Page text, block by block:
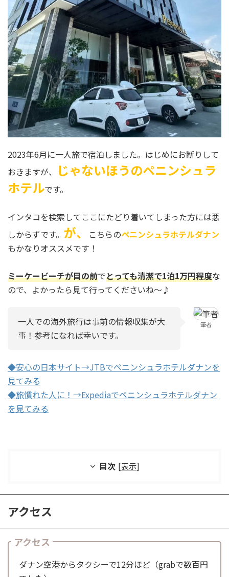
2023年6月に一人旅で宿泊しました。はじめにお断りして
おきますが、
じゃないほうのペニンシュラ
ホテルです。
インタコを検索してここにたどり着いてしまった方には悪
しからずです。 が、 こちらのペニンシュラホテルダナン
もかなりオススメです！
ミーケービーチが目の前でとっても清潔で1泊1万円程度な
ので、よかったら見て行ってくださいね～♪
一人での海外旅行は事前の情報収集が大
事！参考になれば幸いです。
筆者
◆安心の日本サイト→JTBでペニンシュラホテルダナンを
見てみる
◆旅慣れた人に！→Expediaでペニンシュラホテルダナン
を見てみる
目次 [表示]
アクセス
アクセス
ダナン空港からタクシーで12分ほど（grabで数百円